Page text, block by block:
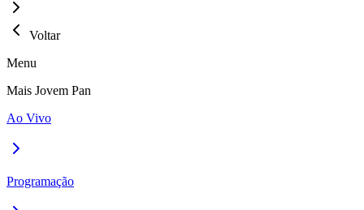
Voltar
Menu
Mais Jovem Pan
Ao Vivo
Programação